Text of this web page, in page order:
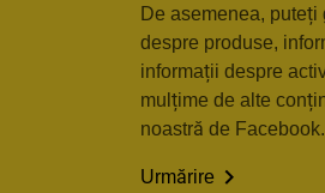
De asemenea,
despre produse,
informații despre
mulțime de alte
noastră de Facebook.
Urmărire 